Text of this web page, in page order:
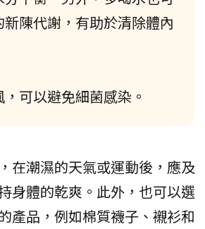
陳代謝，有助於清除體內
可以避免細菌感染。
在潮濕的天氣或運動後，應及
身體的乾爽。此外，也可以選
產品，例如棉質襪子、襯衫和